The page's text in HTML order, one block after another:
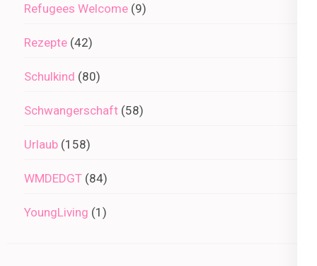
Refugees Welcome (9)
Rezepte (42)
Schulkind (80)
Schwangerschaft (58)
Urlaub (158)
WMDEDGT (84)
YoungLiving (1)